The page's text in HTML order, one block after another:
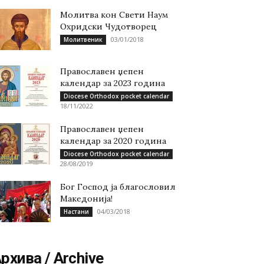
Молитва кон Свети Наум
Охридски Чудотворец
Молитвеник 03/01/2018
Православен џепен
календар за 2023 година
Diocese Orthodox pocket calendar
18/11/2022
Православен џепен
календар за 2020 година
Diocese Orthodox pocket calendar
28/08/2019
Бог Господ ја благословил
Македонија!
Настани 04/03/2018
/ Archive